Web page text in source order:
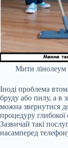
Мити
Іноді проблема
бруду або пилу, а в
можна звернутися
процедуру
Зазвичай такі
насамперед